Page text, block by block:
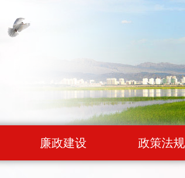
廉政建设 政策法规